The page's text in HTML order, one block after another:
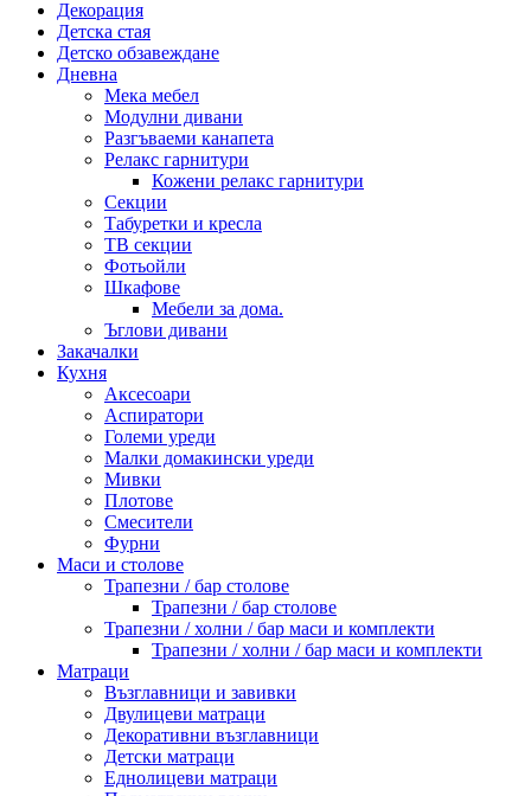
Декорация
Детска стая
Детско обзавеждане
Дневна
Мека мебел
Модулни дивани
Разгъваеми канапета
Релакс гарнитури
Кожени релакс гарнитури
Секции
Табуретки и кресла
ТВ секции
Фотьойли
Шкафове
Мебели за дома.
Ъглови дивани
Закачалки
Кухня
Аксесоари
Аспиратори
Големи уреди
Малки домакински уреди
Мивки
Плотове
Смесители
Фурни
Маси и столове
Трапезни / бар столове
Трапезни / бар столове
Трапезни / холни / бар маси и комплекти
Трапезни / холни / бар маси и комплекти
Матраци
Възглавници и завивки
Двулицеви матраци
Декоративни възглавници
Детски матраци
Еднолицеви матраци